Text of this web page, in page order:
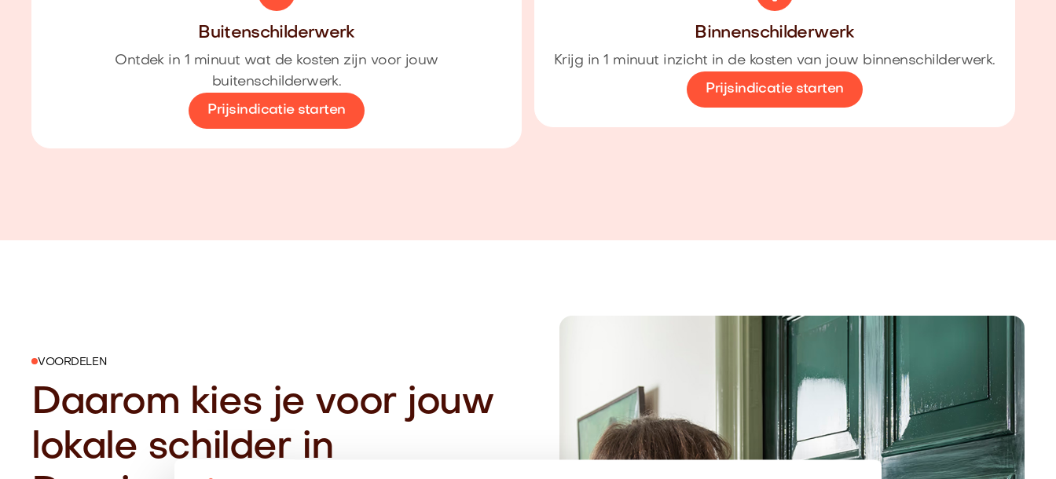
Buitenschilderwerk
Ontdek in 1 minuut wat de kosten zijn voor jouw
buitenschilderwerk.
Prijsindicatie starten
Binnenschilderwerk
Krijg in 1 minuut inzicht in de kosten van jouw binnenschilderwerk.
Prijsindicatie starten
VOORDELEN
Daarom kies je voor jouw
lokale schilder in